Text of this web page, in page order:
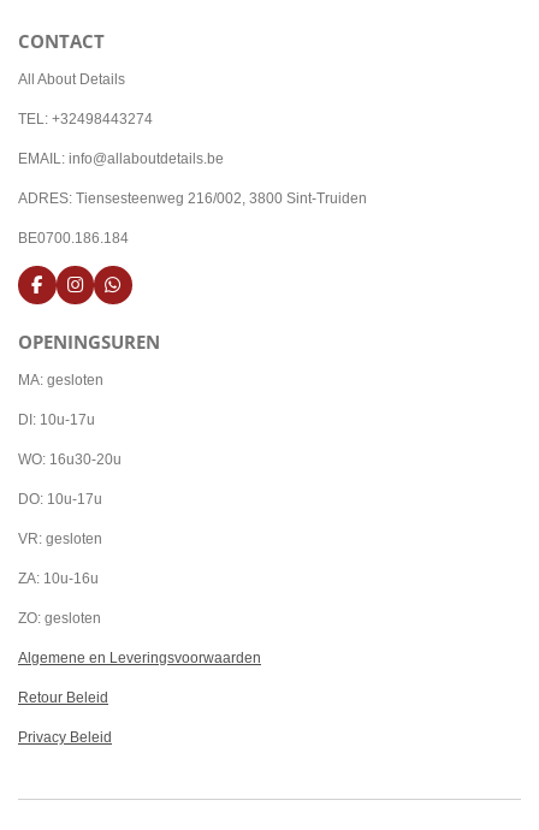
CONTACT
All About Details
TEL: +32498443274
EMAIL: info@allaboutdetails.be
ADRES: Tiensesteenweg 216/002, 3800 Sint-Truiden
BE0700.186.184
F
a
e
o
I
n
g
m
W
h
t
OPENINGSUREN
MA: gesloten
DI: 10u-17u
WO: 16u30-20u
DO: 10u-17u
VR: gesloten
ZA: 10u-16u
ZO: gesloten
Algemene en Leveringsvoorwaarden
Retour Beleid
Privacy Beleid